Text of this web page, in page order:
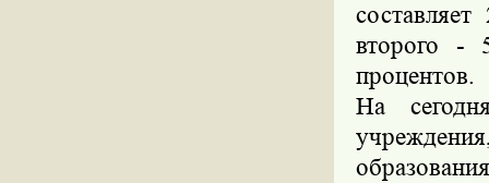
второго -
процентов.
На